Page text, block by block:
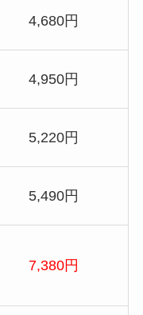
4,680円
4,950円
5,220円
5,490円
7,380円